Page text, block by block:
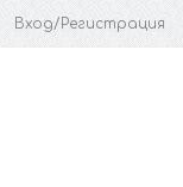
Вход/Регистрация